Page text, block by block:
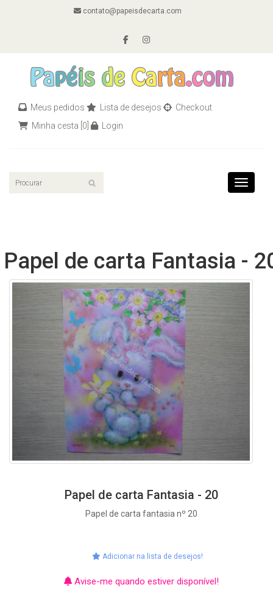
contato@papeisdecarta.com
Meus pedidos Lista de desejos
Checkout
Minha cesta [0] Login
Toggle
Papel de carta Fantasia -
Papel de carta Fantasia - 20
Papel de carta fantasia nº 20
Adicionar na lista de desejos!
Avise-me quando estiver disponível!